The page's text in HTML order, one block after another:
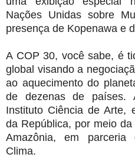
Nações Unidas sobre
presença de Kopenawa e
A COP 30, você sabe, é
global visando a
ao aquecimento do
de dezenas de países.
Instituto Ciência de Arte,
da República, por meio
Amazônia, em
Clima.